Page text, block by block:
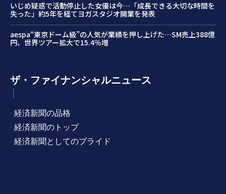
いじめ疑惑で活動停止した女優は今…「成長できる大切な時間を
失った」約5年を経てヨガスタジオ開業を発表
aespa“東京ドーム級”の人気が業績を押し上げた…SM売上388億
円、世界ツアー拡大で15.4％増
ザ・ファイナンシャルニュース
· 経済新聞の品格
· 経済新聞のトップ
· 経済新聞としてのプライド